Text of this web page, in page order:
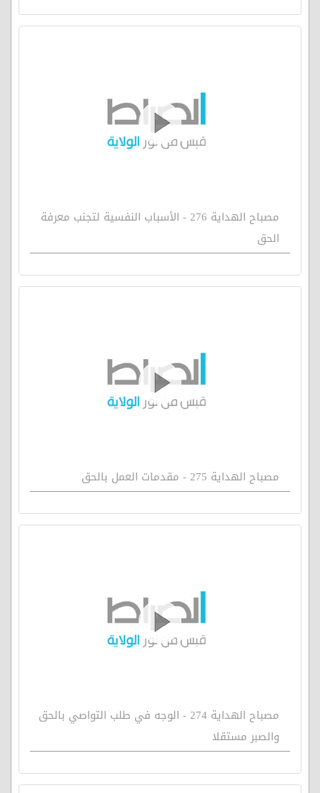
مصباح الهداية 276 - الأسباب النفسية لتجنب معرفة
الحق
مصباح الهداية 275 - مقدمات العمل بالحق
مصباح الهداية 274 - الوجه في طلب التواصي بالحق
والصبر مستقلا